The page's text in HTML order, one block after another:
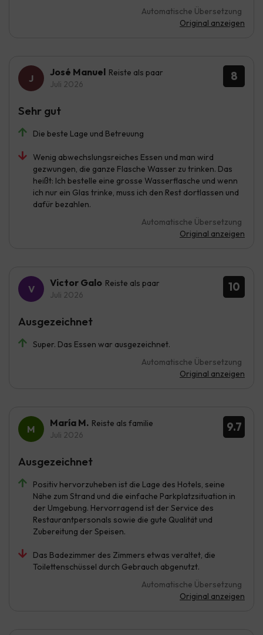
Automatische Übersetzung
Original anzeigen
8
José Manuel Reiste als paar
Juli 2026
Die beste Lage und Betreuung
Wenig abwechslungsreiches Essen und man wird
gezwungen, die ganze Flasche Wasser zu trinken. Das
heißt: Ich bestelle eine grosse Wasserflasche und wenn
ich nur ein Glas trinke, muss ich den Rest dortlassen und
dafür bezahlen.
Automatische Übersetzung
Original anzeigen
Sehr gut
10
Victor Galo Reiste als paar
Juli 2026
Super. Das Essen war ausgezeichnet.
Automatische Übersetzung
Original anzeigen
Ausgezeichnet
9.7
María M. Reiste als familie
Juli 2026
Positiv hervorzuheben ist die Lage des Hotels, seine
Nähe zum Strand und die einfache Parkplatzsituation in
der Umgebung. Hervorragend ist der Service des
Restaurantpersonals sowie die gute Qualität und
Zubereitung der Speisen.
Das Badezimmer des Zimmers etwas veraltet, die
Toilettenschüssel durch Gebrauch abgenutzt.
Automatische Übersetzung
Original anzeigen
Ausgezeichnet